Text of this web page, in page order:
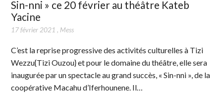
Sin-nni » ce 20 février au théâtre Kateb
Yacine
17 février 2021 , Mess
C’est la reprise progressive des activités culturelles à Tizi
Wezzu{Tizi Ouzou} et pour le domaine du théâtre, elle sera
inaugurée par un spectacle au grand succès, « Sin-nni », de la
coopérative Macahu d’Iferhounene. Il…